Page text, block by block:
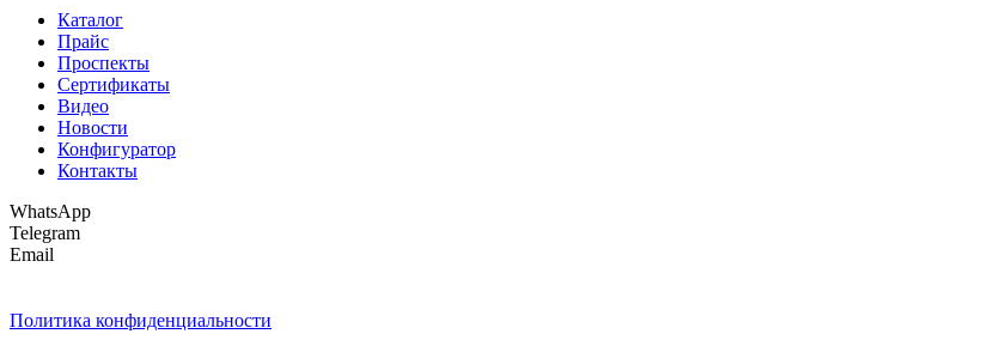
Каталог
Прайс
Проспекты
Сертификаты
Видео
Новости
Конфигуратор
Контакты
WhatsApp
Telegram
Email
Политика конфиденциальности